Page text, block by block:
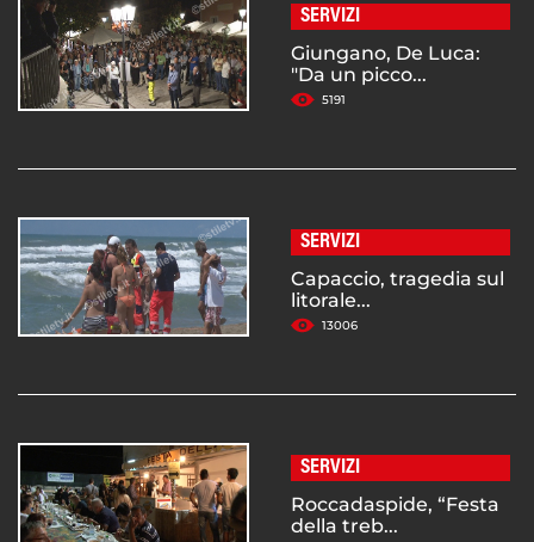
SERVIZI
Giungano, De Luca:
"Da un picco...
5191
SERVIZI
Capaccio, tragedia sul
litorale...
13006
SERVIZI
Roccadaspide, “Festa
della treb...